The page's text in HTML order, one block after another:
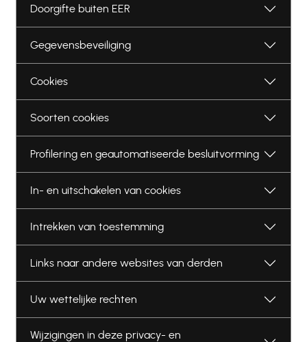
Doorgifte buiten EER
Gegevensbeveiliging
Cookies
Soorten cookies
Profilering en geautomatiseerde besluitvorming
In- en uitschakelen van cookies
Intrekken van toestemming
Links naar andere websites van derden
Uw wettelijke rechten
Wijzigingen in deze privacy- en